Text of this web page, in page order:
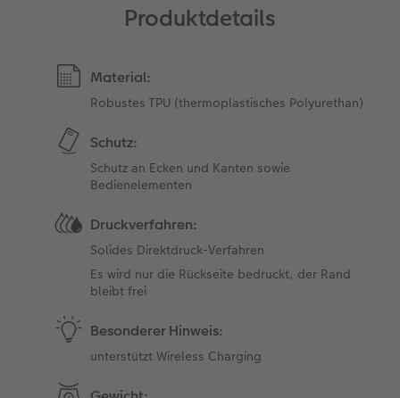
Produktdetails
Material:
Robustes TPU (thermoplastisches Polyurethan)
Schutz:
Schutz an Ecken und Kanten sowie
Bedienelementen
Druckverfahren:
Solides Direktdruck-Verfahren
Es wird nur die Rückseite bedruckt, der Rand
bleibt frei
Besonderer Hinweis:
unterstützt Wireless Charging